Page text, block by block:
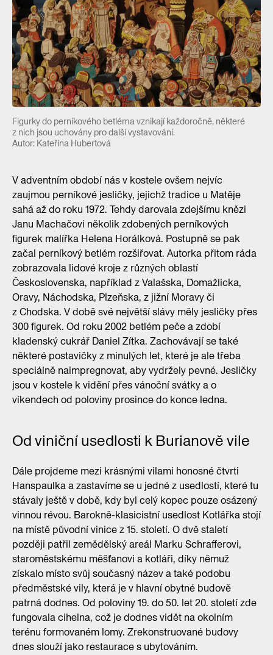
Figurky do perníkového betléma vznikají každoročně, některé
z nich jsou uchovány pro další vystavování.
Autor: Kateřina Hubertová
V adventním období nás v kostele ovšem nejvíc
zaujmou perníkové jesličky, jejichž tradice u Matěje
sahá až do roku 1972. Tehdy darovala zdejšímu knězi
Janu Machačovi několik zdobených perníkových
figurek malířka Helena Horálková. Postupně se pak
začal perníkový betlém rozšiřovat. Autorka přitom ráda
zobrazovala lidové kroje z různých oblastí
Československa, například z Valašska, Domažlicka,
Oravy, Náchodska, Plzeňska, z jižní Moravy či
z Chodska. V době své největší slávy měly jesličky přes
300 figurek. Od roku 2002 betlém peče a zdobí
kladenský cukrář Daniel Zítka. Zachovávají se také
některé postavičky z minulých let, které je ale třeba
speciálně naimpregnovat, aby vydržely pevné. Jesličky
jsou v kostele k vidění přes vánoční svátky a o
víkendech od poloviny prosince do konce ledna.
Od viniční usedlosti k Burianově vile
Dále projdeme mezi krásnými vilami honosné čtvrti
Hanspaulka a zastavíme se u jedné z usedlostí, které tu
stávaly ještě v době, kdy byl celý kopec pouze osázený
vinnou révou. Barokně-klasicistní usedlost Kotlářka stojí
na místě původní vinice z 15. století. O dvě staletí
později patřil zemědělský areál Marku Schrafferovi,
staroměstskému měšťanovi a kotláři, díky němuž
získalo místo svůj současný název a také podobu
předměstské vily, která je v hlavní obytné budově
patrná dodnes. Od poloviny 19. do 50. let 20. století zde
fungovala cihelna, což je dodnes vidět na okolním
terénu formovaném lomy. Zrekonstruované budovy
dnes slouží jako restaurace s ubytováním.